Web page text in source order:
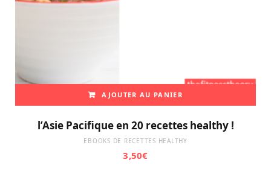
AJOUTER AU PANIER
l’Asie Pacifique en 20 recettes healthy !
EBOOKS DE RECETTES HEALTHY
3,50€